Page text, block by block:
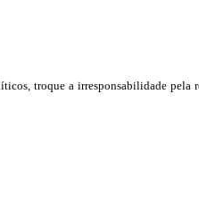
troque a irresponsabilidade pela